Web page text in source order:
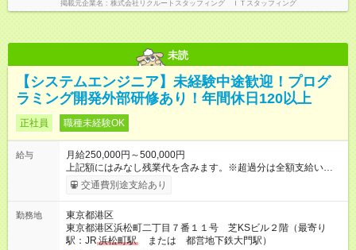
掲載元企業名 株式会社リクルートスタッフィング ＩＴスタッフィング
未読
【システムエンジニア】未経験中途歓迎！プログ
ラミング開発外部研修あり！年間休日120以上
正社員 職種未経験OK
給与
月給250,000円～500,000円
上記額にはみなし残業代を含みます。※超過分は全額支給いたし
ます。 みなし残業代 30,000円／月 みなし残業時間 18時間／月
月給は能力によって判断致します。以降毎年4月に昇給あり。 ■
当：130,360円（一律支給） ・みなし残業代：30,000円※（月
18時間分、超過分は別途支給） ※みなし残業手当は18時間分の
固定残業代として、時間外労働の有無にかかわらず支給。超過
交通費別途支給あり
勤務地
東京都港区
東京都港区浜松町二丁目７番１１号 芝KSビル２階（最寄り
駅：JR 浜松町駅
または 都営地下鉄大門駅）